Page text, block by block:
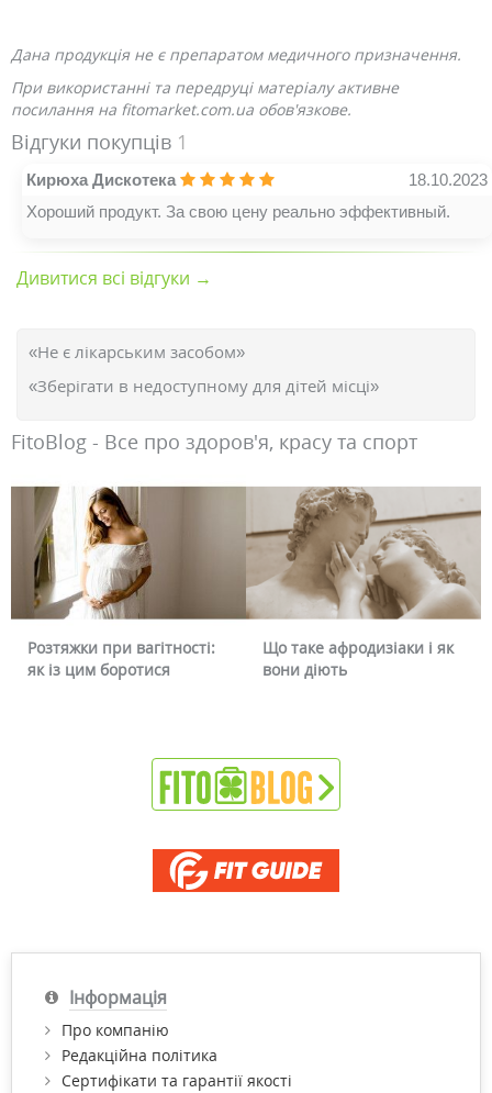
Дана продукція не є препаратом медичного призначення.
При використанні та передруці матеріалу активне
посилання на fitomarket.com.ua обов'язкове.
Відгуки покупців 1
Кирюха Дискотека
18.10.2023
Хороший продукт. За свою цену реально эффективный.
Дивитися всі відгуки →
«Не є лікарським засобом»
«Зберігати в недоступному для дітей місці»
FitoBlog - Все про здоров'я, красу та спорт
Розтяжки при вагітності:
як із цим боротися
Що таке афродизіаки і як
вони діють
Інформація
Про компанію
Редакційна політика
Сертифікати та гарантії якості